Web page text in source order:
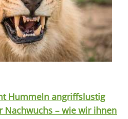
Hummeln angriffslustig
Nachwuchs – wie wir ihnen